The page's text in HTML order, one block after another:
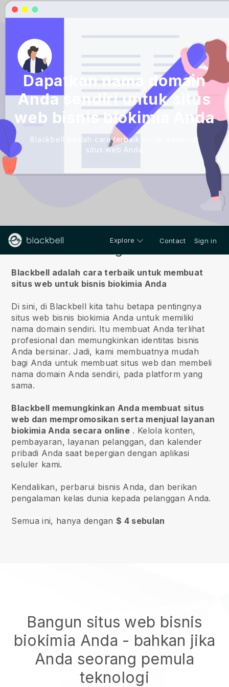
Dapatkan nama domain
Anda sendiri untuk situs
web bisnis biokimia Anda
Blackbell adalah cara terbaik untuk membuat
situs web Anda
Explore Contact Sign in
Blackbell adalah cara terbaik untuk membuat
situs web untuk bisnis biokimia Anda
Di sini, di Blackbell kita tahu betapa pentingnya
situs web bisnis biokimia Anda untuk memiliki
nama domain sendiri. Itu membuat Anda terlihat
profesional dan memungkinkan identitas bisnis
Anda bersinar. Jadi, kami membuatnya mudah
bagi Anda untuk membuat situs web dan membeli
nama domain Anda sendiri, pada platform yang
sama.
Blackbell memungkinkan Anda membuat situs
web dan mempromosikan serta menjual layanan
biokimia Anda secara online . Kelola konten,
pembayaran, layanan pelanggan, dan kalender
pribadi Anda saat bepergian dengan aplikasi
seluler kami.
Kendalikan, perbarui bisnis Anda, dan berikan
pengalaman kelas dunia kepada pelanggan Anda.
Semua ini, hanya dengan$ 4 sebulan
Bangun situs web bisnis
biokimia Anda - bahkan jika
Anda seorang pemula
teknologi